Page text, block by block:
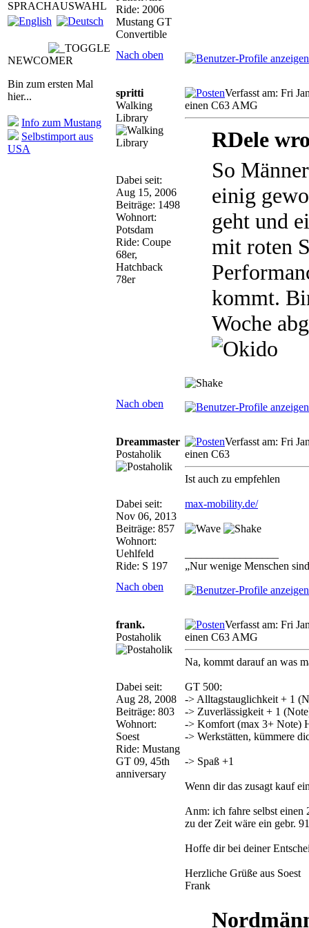
SPRACHAUSWAHL
NEWCOMER
Bin zum ersten Mal
hier...
Info zum Mustang
Selbstimport aus
USA
Ride: 2006
Mustang GT
Convertible
Nach oben
spritti
Walking
Library
Dabei seit:
Aug 15, 2006
Beiträge: 1498
Wohnort:
Potsdam
Ride: Coupe
68er,
Hatchback
78er
Verfasst am: Fri
einen C63 AMG
RDele
So
einig
geht und
mit roten
kommt.
Woche
Nach oben
Dreammaster
Postaholik
Dabei seit:
Nov 06, 2013
Beiträge: 857
Wohnort:
Uehlfeld
Ride: S 197
Verfasst am: Fri
einen C63
Ist auch zu empfehlen
max-mobility.de/
„Nur wenige Menschen
Nach oben
frank.
Postaholik
Dabei seit:
Aug 28, 2008
Beiträge: 803
Wohnort:
Soest
Ride: Mustang
GT 09, 45th
anniversary
Verfasst am: Fri
einen C63 AMG
Na, kommt darauf an was
GT 500:
-> Alltagstauglichkeit + 1
-> Zuverlässigkeit + 1
-> Komfort (max 3+ Note)
-> Werkstätten, kümmere
-> Spaß +1
Wenn dir das zusagt kauf
Anm: ich fahre selbst
zu der Zeit wäre ein gebr.
Hoffe dir bei deiner
Herzliche Grüße aus Soest
Frank